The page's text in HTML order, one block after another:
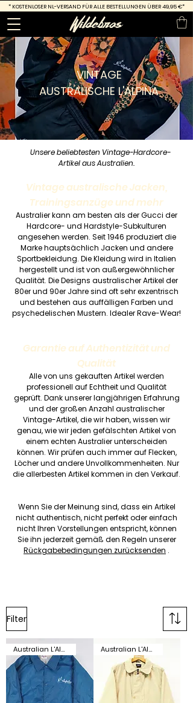
* KOSTENLOSER NL-VERSAND FÜR ALLE BESTELLUNGEN ÜBER 49,95 €*
VINTAGE
AUSTRALISCHE L'ALPINA
Unsere beliebtesten Vintage-Hardcore-
Artikel aus Australien.
Vintage australische Jacken,
Trainingsanzüge und mehr
Australier kann am besten als der Gucci der
Hardcore- und Hardstyle-Subkulturen
angesehen werden. Seit 1946 produziert die
Marke hauptsächlich Jacken und andere
Sportbekleidung. Die Kleidung wird in Italien
hergestellt und ist von außergewöhnlicher
Qualität. Die Designs australischer Artikel der
80er und 90er Jahre sind oft sehr exzentrisch
und bestehen aus auffälligen Farben und
psychedelischen Mustern. Idealer Rave-Wear!
Garantie auf Authentizität und
Qualität
Alle von uns gekauften Artikel werden
professionell auf Echtheit und Qualität
geprüft. Dank unserer langjährigen Erfahrung
und der großen Anzahl australischer
Vintage-Artikel, die wir haben, wissen wir
genau, wie wir jeden gefälschten Artikel von
einem echten Australier unterscheiden
können. Wir prüfen auch immer auf Flecken,
Löcher und andere Unvollkommenheiten. Nur
die allerbesten Artikel kommen in den Verkauf.
Wenn Sie der Meinung sind, dass ein Artikel
nicht authentisch, nicht perfekt oder einfach
nicht Ihren Vorstellungen entspricht, können
Sie ihn jederzeit gemäß den Regeln unserer
Rückgabebedingungen zurücksenden .
Filter
Australian L'Alpina Australian L'Alpina